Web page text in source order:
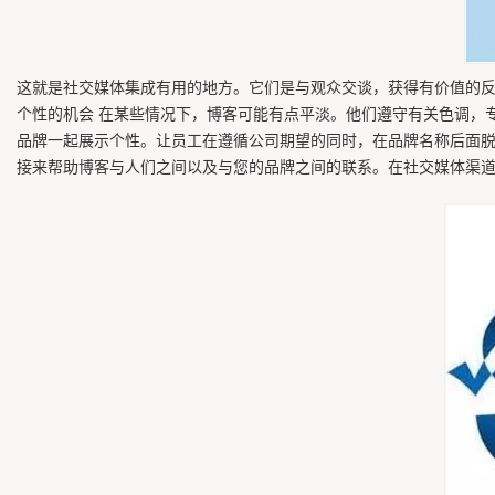
这就是社交媒体集成有用的地方。它们是与观众交谈，获得有价值的
个性的机会 在某些情况下，博客可能有点平淡。他们遵守有关色调
品牌一起展示个性。让员工在遵循公司期望的同时，在品牌名称后面
接来帮助博客与人们之间以及与您的品牌之间的联系。在社交媒体渠